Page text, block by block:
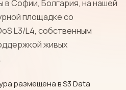
Софии, Болгария, на нашей
площадке со
L3/L4, собственным
живых
размещена в S3 Data